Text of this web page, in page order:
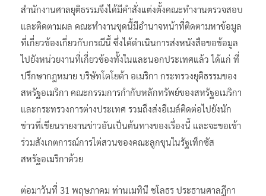
สำนักงานศาลยุติธรรมจึงได้มีคำสั่งแต่งตั้งคณะทำงานตรวจสอบ
และติดตามผล คณะทำงานชุดนี้มีอำนาจหน้าที่ติดตามหาข้อมูล
ที่เกี่ยวข้องเกี่ยวกับกรณีนี้ ซึ่งได้ดำเนินการส่งหนังสือขอข้อมูล
ไปยังหน่วยงานที่เกี่ยวข้องทั้งในและนอกประเทศแล้ว ได้แก่ ที่
ปรึกษากฎหมาย บริษัทโตโยต้า อเมริกา กระทรวงยุติธรรมของ
สหรัฐอเมริกา คณะกรรมการกำกับหลักทรัพย์ของสหรัฐอเมริกา
และกระทรวงการต่างประเทศ รวมถึงส่งอีเมล์ติดต่อไปยังนัก
ข่าวที่เขียนรายงานข่าวอันเป็นต้นทางของเรื่องนี้ และจะขอเข้า
ร่วมสังเกตการณ์การไต่สวนของคณะลูกขุนในรัฐเท็กซัส
สหรัฐอเมริกาด้วย
ต่อมาวันที่ 31 พฤษภาคม ท่านเมทินี ชโลธร ประธานศาลฎีกา